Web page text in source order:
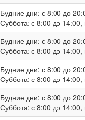
Будние дни: с 8:00 до
Суббота: с 8:00 до 14:00,
Будние дни: с 8:00 до
Суббота: с 8:00 до 14:00,
Будние дни: с 8:00 до
Суббота: с 8:00 до 14:00,
Будние дни: с 8:00 до
Суббота: с 8:00 до 14:00,